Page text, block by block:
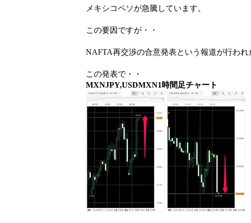
メキシコペソが急騰しています。
この要因ですが・・
NAFTA再交渉の合意発表という報道が行われ
この発表で・・
MXNJPY,USDMXN1時間足チャート